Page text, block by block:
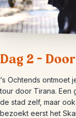
Dag 2 –
‘s Ochtends ontmoet
tour door Tirana. Een
de stad zelf, maar
bezoekt eerst het